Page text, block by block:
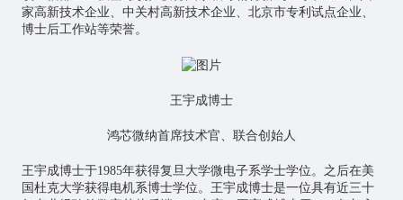
家高新技术企业、中关村高新技术企业、北京市专利试点企业、
博士后工作站等荣誉。
王宇成博士
鸿芯微纳首席技术官、联合创始人
王宇成博士于1985年获得复旦大学微电子系学士学位。之后在美
国杜克大学获得电机系博士学位。王宇成博士是一位具有近三十